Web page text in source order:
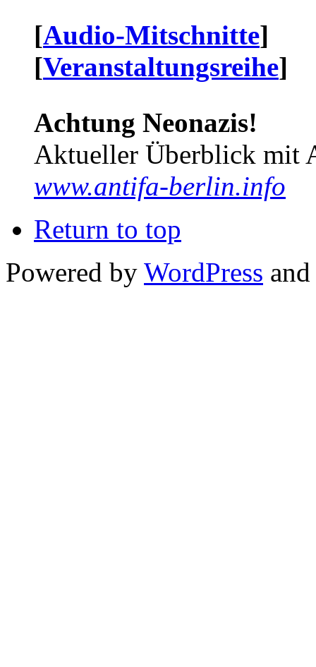
[Audio-Mitschnitte]
[Veranstaltungsreihe]
Achtung Neonazis!
Aktueller Überblick mit
www.antifa-berlin.info
Return to top
Powered by WordPress